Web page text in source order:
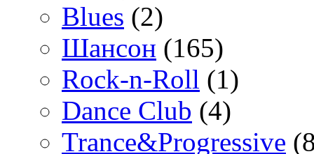
Blues (2)
Шансон (165)
Rock-n-Roll (1)
Dance Club (4)
Trance&Progressive